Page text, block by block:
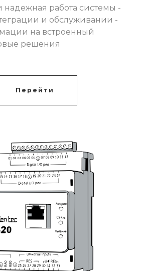
надежная работа системы -
и обслуживании -
на встроенный
решения
Перейти